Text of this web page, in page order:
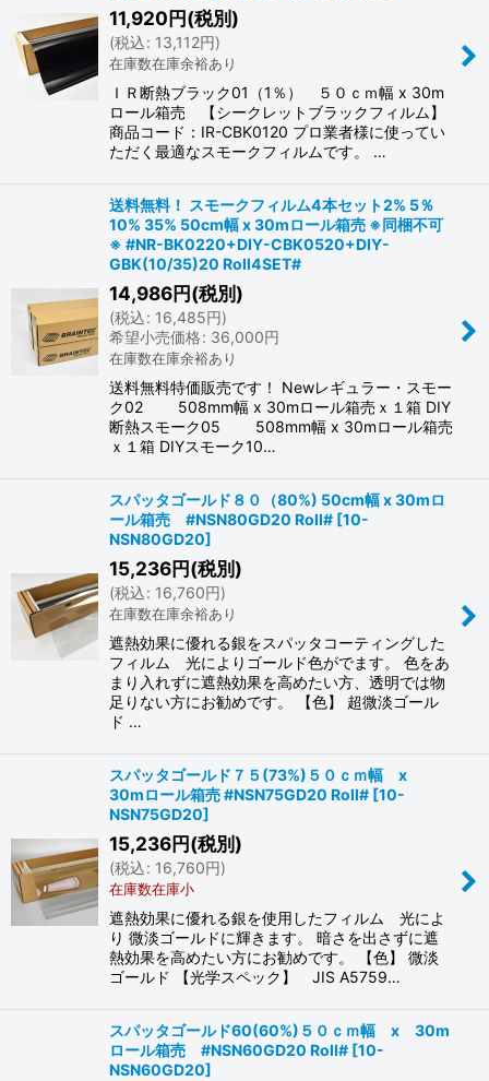
11,920円(税別)
(税込: 13,112円)
在庫数在庫余裕あり
ＩＲ断熱ブラック01（1％） ５０ｃｍ幅 x 30m
ロール箱売 【シークレットブラックフィルム】
商品コード：IR-CBK0120 プロ業者様に使ってい
ただく最適なスモークフィルムです。 …
送料無料！ スモークフィルム4本セット2% 5％
10% 35% 50cm幅 x 30mロール箱売 ※同梱不可
※ #NR-BK0220+DIY-CBK0520+DIY-
GBK(10/35)20 Roll4SET#
14,986円(税別)
(税込: 16,485円)
希望小売価格: 36,000円
在庫数在庫余裕あり
送料無料特価販売です！ Newレギュラー・スモー
ク02 508mm幅 x 30mロール箱売ｘ１箱 DIY
断熱スモーク05 508mm幅 x 30mロール箱売
ｘ１箱 DIYスモーク10…
スパッタゴールド８０（80%) 50cm幅 x 30mロ
ール箱売 #NSN80GD20 Roll# [10-
NSN80GD20]
15,236円(税別)
(税込: 16,760円)
在庫数在庫余裕あり
遮熱効果に優れる銀をスパッタコーティングした
フィルム 光によりゴールド色がでます。 色をあ
まり入れずに遮熱効果を高めたい方、透明では物
足りない方にお勧めです。 【色】 超微淡ゴール
ド …
スパッタゴールド７５(73%)５０ｃｍ幅 x
30mロール箱売 #NSN75GD20 Roll# [10-
NSN75GD20]
15,236円(税別)
(税込: 16,760円)
在庫数在庫小
遮熱効果に優れる銀を使用したフィルム 光によ
り 微淡ゴールドに輝きます。 暗さを出さずに遮
熱効果を高めたい方にお勧めです。 【色】 微淡
ゴールド 【光学スペック】 JIS A5759…
スパッタゴールド60(60%)５０ｃｍ幅 x 30m
ロール箱売 #NSN60GD20 Roll# [10-
NSN60GD20]